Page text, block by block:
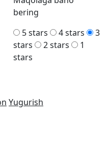
Yugurish
bering
5 stars
4 stars
3
stars
2 stars
1
stars